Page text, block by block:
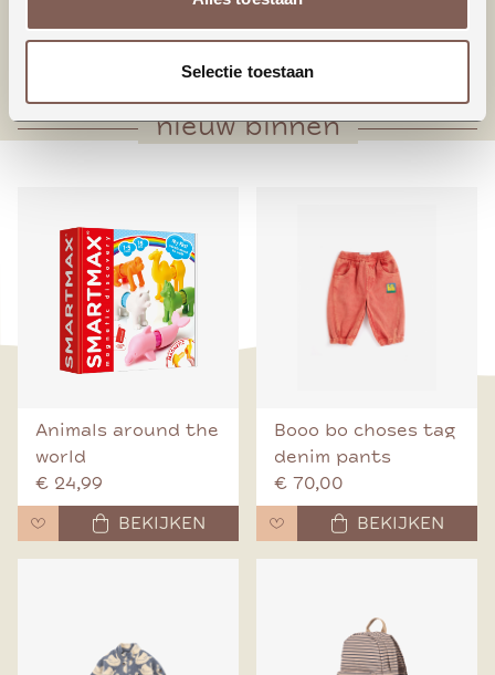
Selectie toestaan
* Houten knoop middenvoorsluiting
* Voorpand met plooien onderaan
nieuw binnen
Animals around the
world
€ 24,99
BEKIJKEN
Booo bo choses tag
denim pants
€ 70,00
BEKIJKEN